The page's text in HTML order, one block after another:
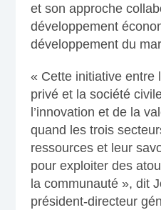
et son approche
développement
développement du
« Cette initiative entre
privé et la société
l’innovation et de la
quand les trois
ressources et leur
pour exploiter des
la communauté », dit
président-directeur